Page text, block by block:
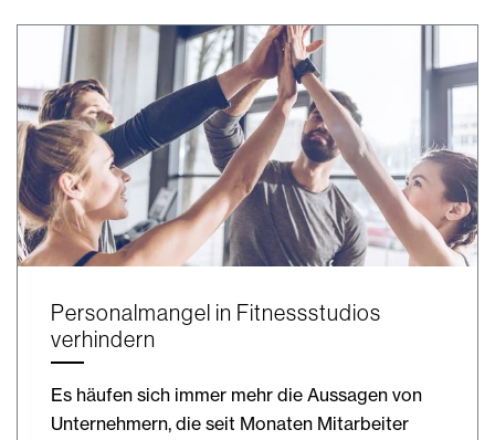
Personalmangel in Fitnessstudios
verhindern
Es häufen sich immer mehr die Aussagen von
Unternehmern, die seit Monaten Mitarbeiter